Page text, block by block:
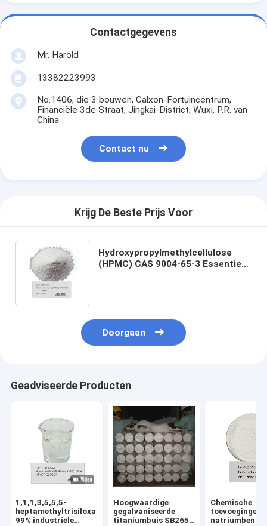
Contactgegevens
Mr. Harold
13382223993
No.1406, die 3 bouwen, Calxon-Fortuincentrum,
Financiële 3de Straat, Jingkai-District, Wuxi, P.R. van
China
Contact nu
Krijg De Beste Prijs Voor
Hydroxypropylmethylcellulose
(HPMC) CAS 9004-65-3 Essentieel
Doorgaan
Geadviseerde Producten
1,1,1,3,5,5,5-
heptamethyltrisiloxaan
99% industriële
Hoogwaardige
gegalvaniseerde
titaniumbuis SB265
Chemische
toevoegingen